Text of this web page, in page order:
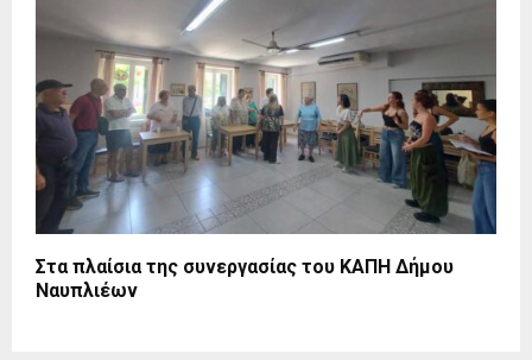
Στα πλαίσια της συνεργασίας του ΚΑΠΗ Δήμου
Ναυπλιέων